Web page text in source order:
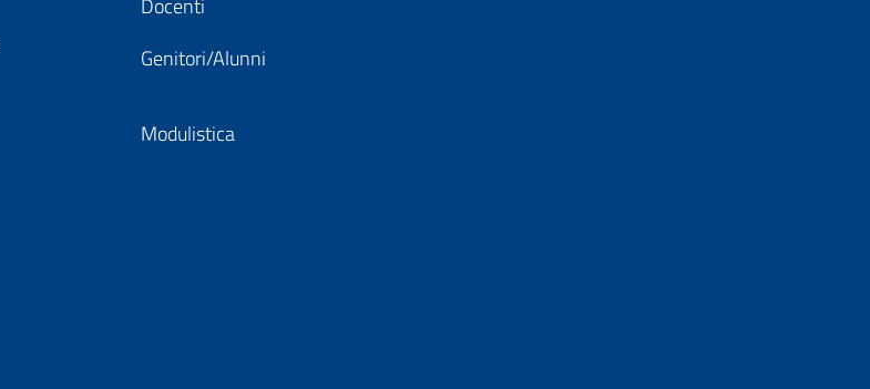
Docenti
Genitori/Alunni
Modulistica